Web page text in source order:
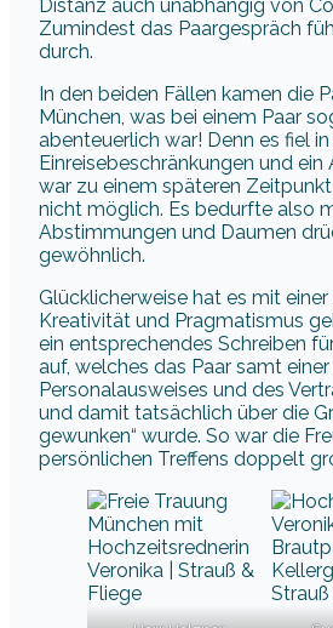
Distanz auch unabhängig von
Zumindest das Paargespräch
durch.
In den beiden Fällen kamen die
München, was bei einem Paar
abenteuerlich war! Denn es fiel
Einreisebeschränkungen und ein
war zu einem späteren
nicht möglich. Es bedurfte also
Abstimmungen und Daumen
gewöhnlich.
Glücklicherweise hat es mit
Kreativität und Pragmatismus
ein entsprechendes Schreiben
auf, welches das Paar samt
Personalausweises und des
und damit tatsächlich über die
gewunken“ wurde. So war die
persönlichen Treffens doppelt